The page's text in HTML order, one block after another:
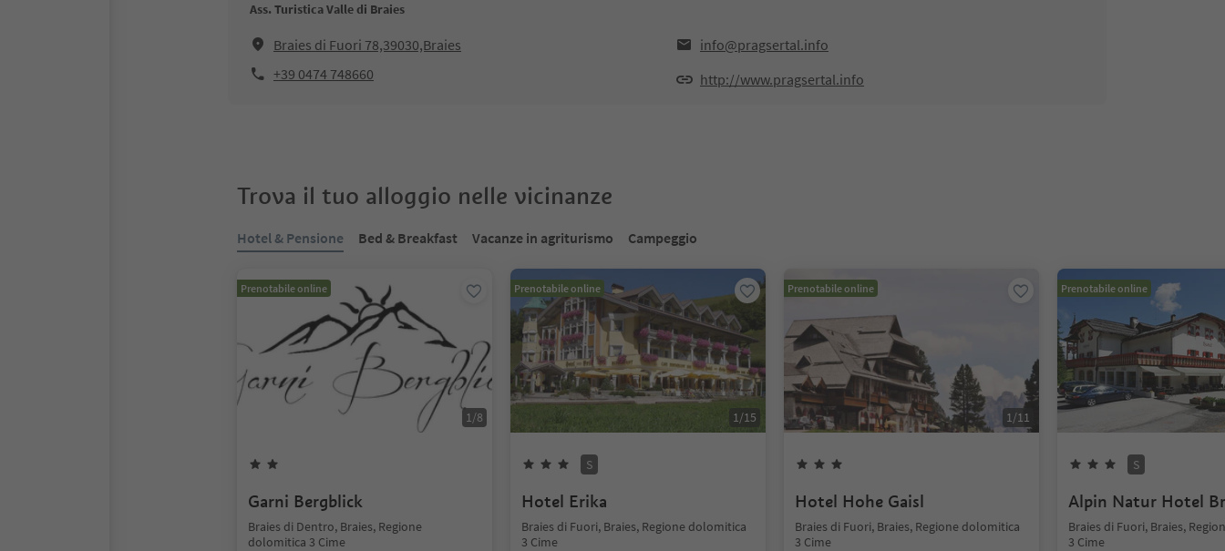
Ass. Turistica Valle di Braies
Braies di Fuori 78,39030,Braies
info@pragsertal.info
+39 0474 748660
http://www.pragsertal.info
Trova il tuo alloggio nelle vicinanze
Hotel & Pensione Bed & Breakfast Vacanze in agriturismo Campeggio
Prenotabile online
1/8
Garni Bergblick
Braies di Dentro, Braies, Regione
dolomitica 3 Cime
Prenotabile online
1/15
S
Hotel Erika
Braies di Fuori, Braies, Regione dolomitica
3 Cime
Prenotabile online
1/11
Hotel Hohe Gaisl
Braies di Fuori, Braies, Regione dolomitica
3 Cime
Prenotabile online
S
Alpin Natur Hotel
Braies di Fuori, Braies,
3 Cime